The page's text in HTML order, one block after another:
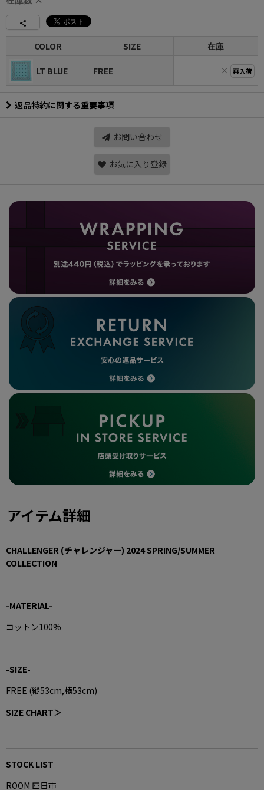
COLOR SIZE 在庫
LT BLUE FREE × 再入荷
返品特約に関する重要事項
お問い合わせ
お気に入り登録
アイテム詳細
CHALLENGER (チャレンジャー) 2024 SPRING/SUMMER
COLLECTION
-MATERIAL-
コットン100%
-SIZE-
FREE (縦53cm,横53cm)
SIZE CHART＞
STOCK LIST
ROOM 四日市